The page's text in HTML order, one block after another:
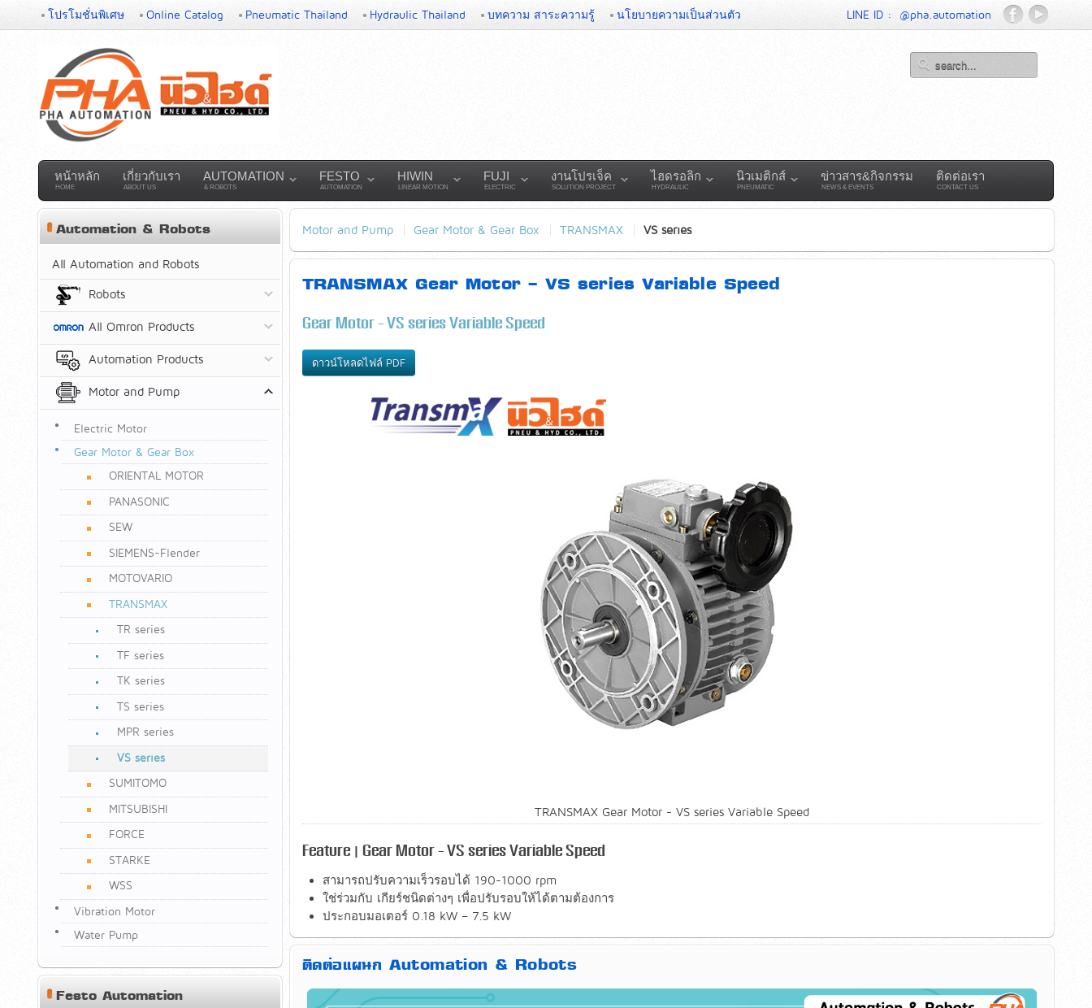
โปรโมชั่นพิเศษ Online Catalog Pneumatic Thailand Hydraulic Thailand บทความ สาระความรู้ นโยบายความเป็นส่วนตัว LINE ID : @pha.automation
หน้าหลัก
HOME
เกี่ยวกับเรา
ABOUT US
AUTOMATION
& ROBOTS
FESTO
AUTOMATION
HIWIN
LINEAR MOTION
FUJI
ELECTRIC
งานโปรเจ็ค
SOLUTION PROJECT
ไฮดรอลิก
HYDRAULIC
นิวเมติกส์
PNEUMATIC
ข่าวสาร&กิจกรรม
NEWS & EVENTS
ติดต่อเรา
CONTACT US
Motor and Pump Gear Motor & Gear Box TRANSMAX VS series
TRANSMAX Gear Motor - VS series Variable Speed
Gear Motor - VS series Variable Speed
ดาวน์โหลดไฟล์ PDF
TRANSMAX Gear Motor - VS series Variable Speed
Feature | Gear Motor - VS series Variable Speed
สามารถปรับความเร็วรอบได้ 190-1000 rpm
ใช่ร่วมกับ เกียร์ชนิดต่างๆ เพื่อปรับรอบให้ได้ตามต้องการ
ประกอบมอเตอร์ 0.18 kW – 7.5 kW
ติดต่อแผนก Automation & Robots
Automation & Robots
All Automation and Robots
Robots
All Omron Products
Automation Products
Motor and Pump
Electric Motor
Gear Motor & Gear Box
ORIENTAL MOTOR
PANASONIC
SEW
SIEMENS-Flender
MOTOVARIO
TRANSMAX
TR series
TF series
TK series
TS series
MPR series
VS series
SUMITOMO
MITSUBISHI
FORCE
STARKE
WSS
Vibration Motor
Water Pump
Festo Automation